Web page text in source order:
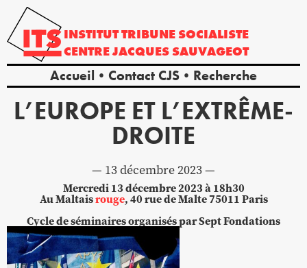
INSTITUTTRIBUNE SOCIALISTE
CENTREJACQUES SAUVAGEOT
Accueil Contact CJS Recherche
L’EUROPE ET L’EXTRÊME-
DROITE
13 décembre 2023
Mercredi 13 décembre 2023 à 18h30
Au Maltaisrouge, 40 rue de Malte 75011 Paris
Cycle de séminaires organisés par Sept Fondations